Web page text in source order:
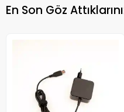
En Son Göz